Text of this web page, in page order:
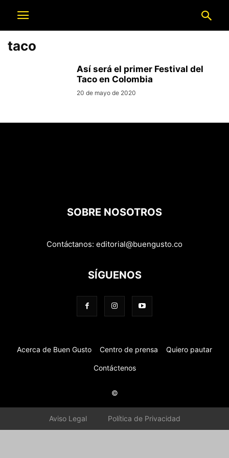
taco
Así será el primer Festival del
Taco en Colombia
20 de mayo de 2020
SOBRE NOSOTROS
Contáctanos: editorial@buengusto.co
SÍGUENOS
Acerca de Buen Gusto Centro de prensa Quiero pautar
Contáctenos
©
Aviso Legal Política de Privacidad